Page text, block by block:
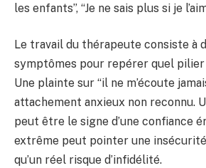
les enfants”, “Je ne sais plus si je
Le travail du thérapeute consiste à
symptômes pour repérer quel
Une plainte sur “il ne m’écoute
attachement anxieux non reconnu.
peut être le signe d’une confiance
extrême peut pointer une
qu’un réel risque d’infidélité.